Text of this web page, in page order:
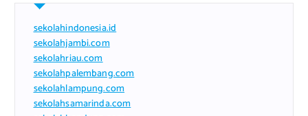
sekolahindonesia.id
sekolahjambi.com
sekolahriau.com
sekolahpalembang.com
sekolahlampung.com
sekolahsamarinda.com